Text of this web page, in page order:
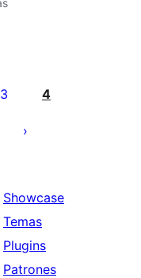
3 4
Showcase
Temas
Plugins
Patrones